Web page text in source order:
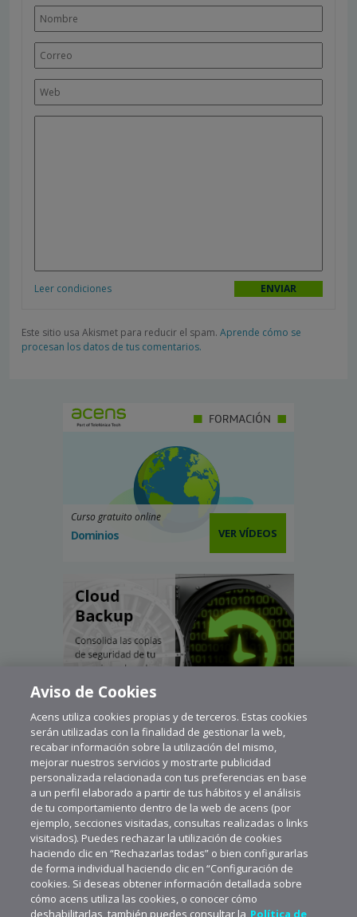
Leer condiciones
Este sitio usa Akismet para reducir el spam. Aprende cómo se
procesan los datos de tus comentarios.
Curso gratuito online
Dominios VER VÍDEOS
Aviso de Cookies
Acens utiliza cookies propias y de terceros. Estas cookies
serán utilizadas con la finalidad de gestionar la web,
recabar información sobre la utilización del mismo,
mejorar nuestros servicios y mostrarte publicidad
personalizada relacionada con tus preferencias en base
a un perfil elaborado a partir de tus hábitos y el análisis
de tu comportamiento dentro de la web de acens (por
ejemplo, secciones visitadas, consultas realizadas o links
visitados). Puedes rechazar la utilización de cookies
haciendo clic en “Rechazarlas todas” o bien configurarlas
de forma individual haciendo clic en “Configuración de
cookies. Si deseas obtener información detallada sobre
cómo acens utiliza las cookies, o conocer cómo
deshabilitarlas, también puedes consultar la Política de